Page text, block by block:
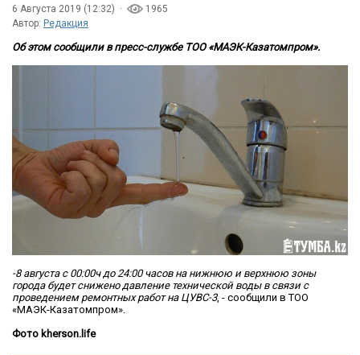
6 Августа 2019 (12:32) ·
1965
Автор: Редакция
Об этом сообщили в пресс-службе ТОО «МАЭК-Казатомпром».
-8 августа с 00:00ч до 24:00 часов на нижнюю и верхнюю зоны
города будет снижено давление технической воды в связи с
проведением ремонтных работ на ЦУВС-3, - сообщили в ТОО
«МАЭК-Казатомпром».
Фото kherson.life